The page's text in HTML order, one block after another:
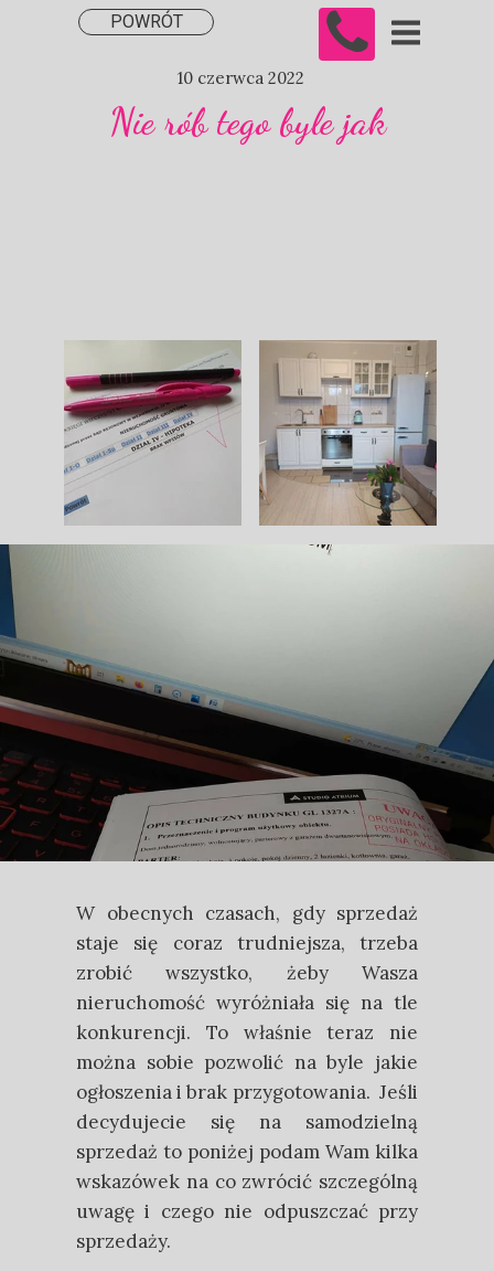
W obecnych czasach, gdy sprzedaż
staje się coraz trudniejsza, trzeba
zrobić wszystko, żeby Wasza
nieruchomość wyróżniała się na tle
konkurencji. To właśnie teraz nie
można sobie pozwolić na byle jakie
ogłoszenia i brak przygotowania. Jeśli
decydujecie się na samodzielną
sprzedaż to poniżej podam Wam kilka
wskazówek na co zwrócić szczególną
uwagę i czego nie odpuszczać przy
sprzedaży.
POWRÓT
10 czerwca 2022
Nie rób tego byle jak